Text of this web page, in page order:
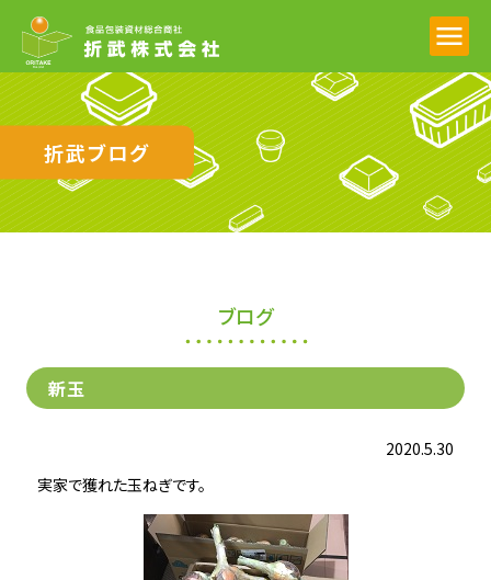
折武ブログ
ブログ
新玉
2020.5.30
実家で獲れた玉ねぎです。